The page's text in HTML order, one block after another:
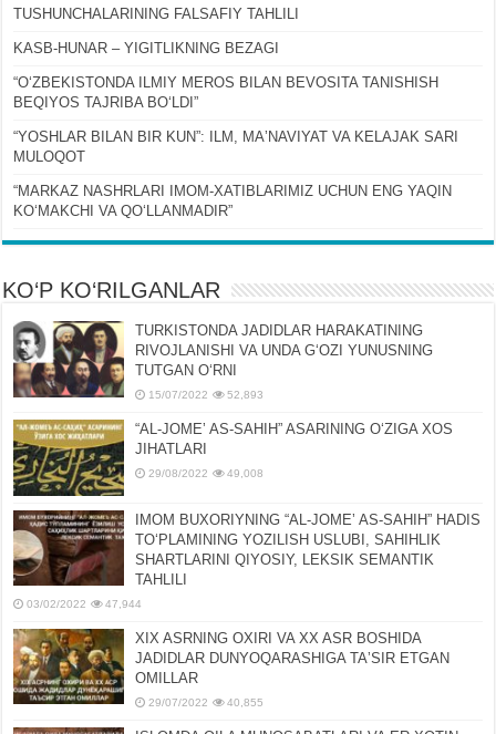
TUSHUNCHALARINING FALSAFIY TAHLILI
KASB-HUNAR – YIGITLIKNING BEZAGI
“OʻZBEKISTONDA ILMIY MEROS BILAN BEVOSITA TANISHISH
BEQIYOS TAJRIBA BOʻLDI”
“YOSHLAR BILAN BIR KUN”: ILM, MAʼNAVIYAT VA KELAJAK SARI
MULOQOT
“MARKAZ NASHRLARI IMOM-XATIBLARIMIZ UCHUN ENG YAQIN
KOʻMAKCHI VA QOʻLLANMADIR”
KO‘P KO‘RILGANLAR
TURKISTONDA JADIDLAR HARAKATINING
RIVOJLANISHI VA UNDA GʻOZI YUNUSNING
TUTGAN OʻRNI
15/07/2022 52,893
“AL-JOMEʼ AS-SAHIH” ASARINING OʻZIGA XOS
JIHATLARI
29/08/2022 49,008
IMOM BUXORIYNING “AL-JOMEʼ AS-SAHIH” HADIS
TOʻPLAMINING YOZILISH USLUBI, SAHIHLIK
SHARTLARINI QIYOSIY, LЕKSIK SЕMANTIK
TAHLILI
03/02/2022 47,944
XIX ASRNING OXIRI VA XX ASR BOSHIDA
JADIDLAR DUNYOQARASHIGA TAʼSIR ETGAN
OMILLAR
29/07/2022 40,855